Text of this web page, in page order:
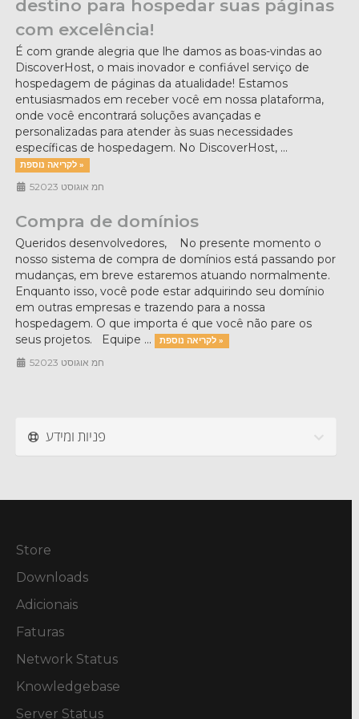
destino para hospedar suas páginas
com excelência!
É com grande alegria que lhe damos as boas-vindas ao
DiscoverHost, o mais inovador e confiável serviço de
hospedagem de páginas da atualidade! Estamos
entusiasmados em receber você em nossa plataforma,
onde você encontrará soluções avançadas e
personalizadas para atender às suas necessidades
específicas de hospedagem. No DiscoverHost, ...
לקריאה נוספת »
5חמ אוגוסט 2023
Compra de domínios
Queridos desenvolvedores, No presente momento o
nosso sistema de compra de domínios está passando por
mudanças, em breve estaremos atuando normalmente.
Enquanto isso, você pode estar adquirindo seu domínio
em outras empresas e trazendo para a nossa
hospedagem. O que importa é que você não pare os
seus projetos. Equipe ...
לקריאה נוספת »
5חמ אוגוסט 2023
פניות ומידע
Store
Downloads
Adicionais
Faturas
Network Status
Knowledgebase
Server Status